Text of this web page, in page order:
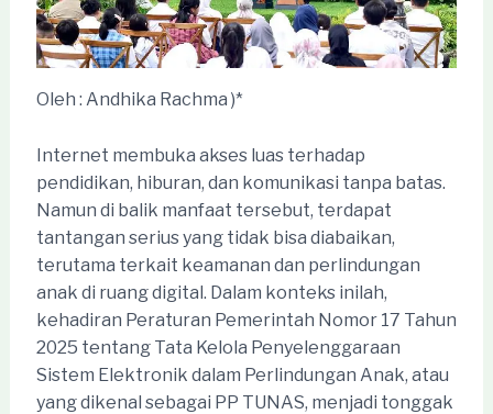
Oleh : Andhika Rachma )*
Internet membuka akses luas terhadap
pendidikan, hiburan, dan komunikasi tanpa batas.
Namun di balik manfaat tersebut, terdapat
tantangan serius yang tidak bisa diabaikan,
terutama terkait keamanan dan perlindungan
anak di ruang digital. Dalam konteks inilah,
kehadiran Peraturan Pemerintah Nomor 17 Tahun
2025 tentang Tata Kelola Penyelenggaraan
Sistem Elektronik dalam Perlindungan Anak, atau
yang dikenal sebagai PP TUNAS, menjadi tonggak